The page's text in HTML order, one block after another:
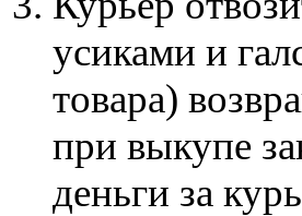
усиками и
товара)
при выкупе
деньги за